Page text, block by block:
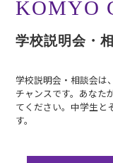
KOMYO
学校説明会・
学校説明会・相談会は
チャンスです。あなた
てください。中学生と
す。